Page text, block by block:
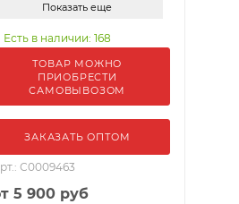
Показать еще
Есть в наличии: 168
ТОВАР МОЖНО
ПРИОБРЕСТИ
САМОВЫВОЗОМ
ЗАКАЗАТЬ ОПТОМ
С0009463
5 900 руб